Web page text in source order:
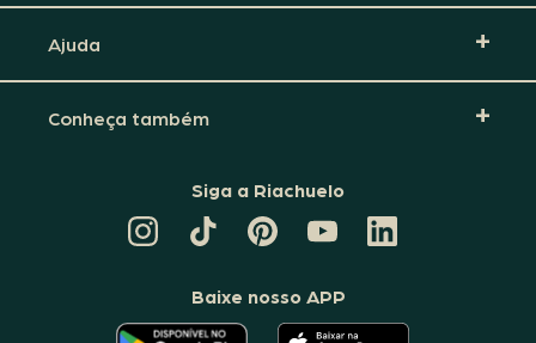
Ajuda
Conheça também
Siga a Riachuelo
TIKTOK
DA
PINTEREST
DA
CANAL
DA
RIACHUELO
LINKEDIN
DA
Baixe nosso APP
O O